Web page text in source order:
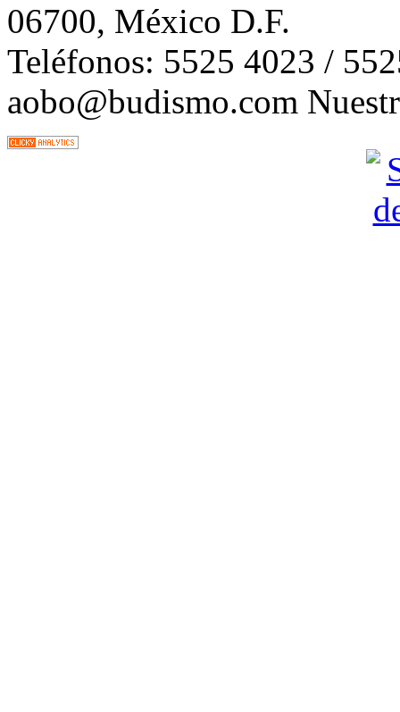
06700, México D.F.
Teléfonos: 5525 4023 /
aobo@budismo.com